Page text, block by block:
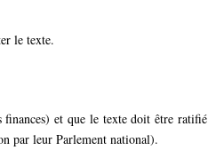
le texte.
et que le texte doit être ratifié
par leur Parlement national).